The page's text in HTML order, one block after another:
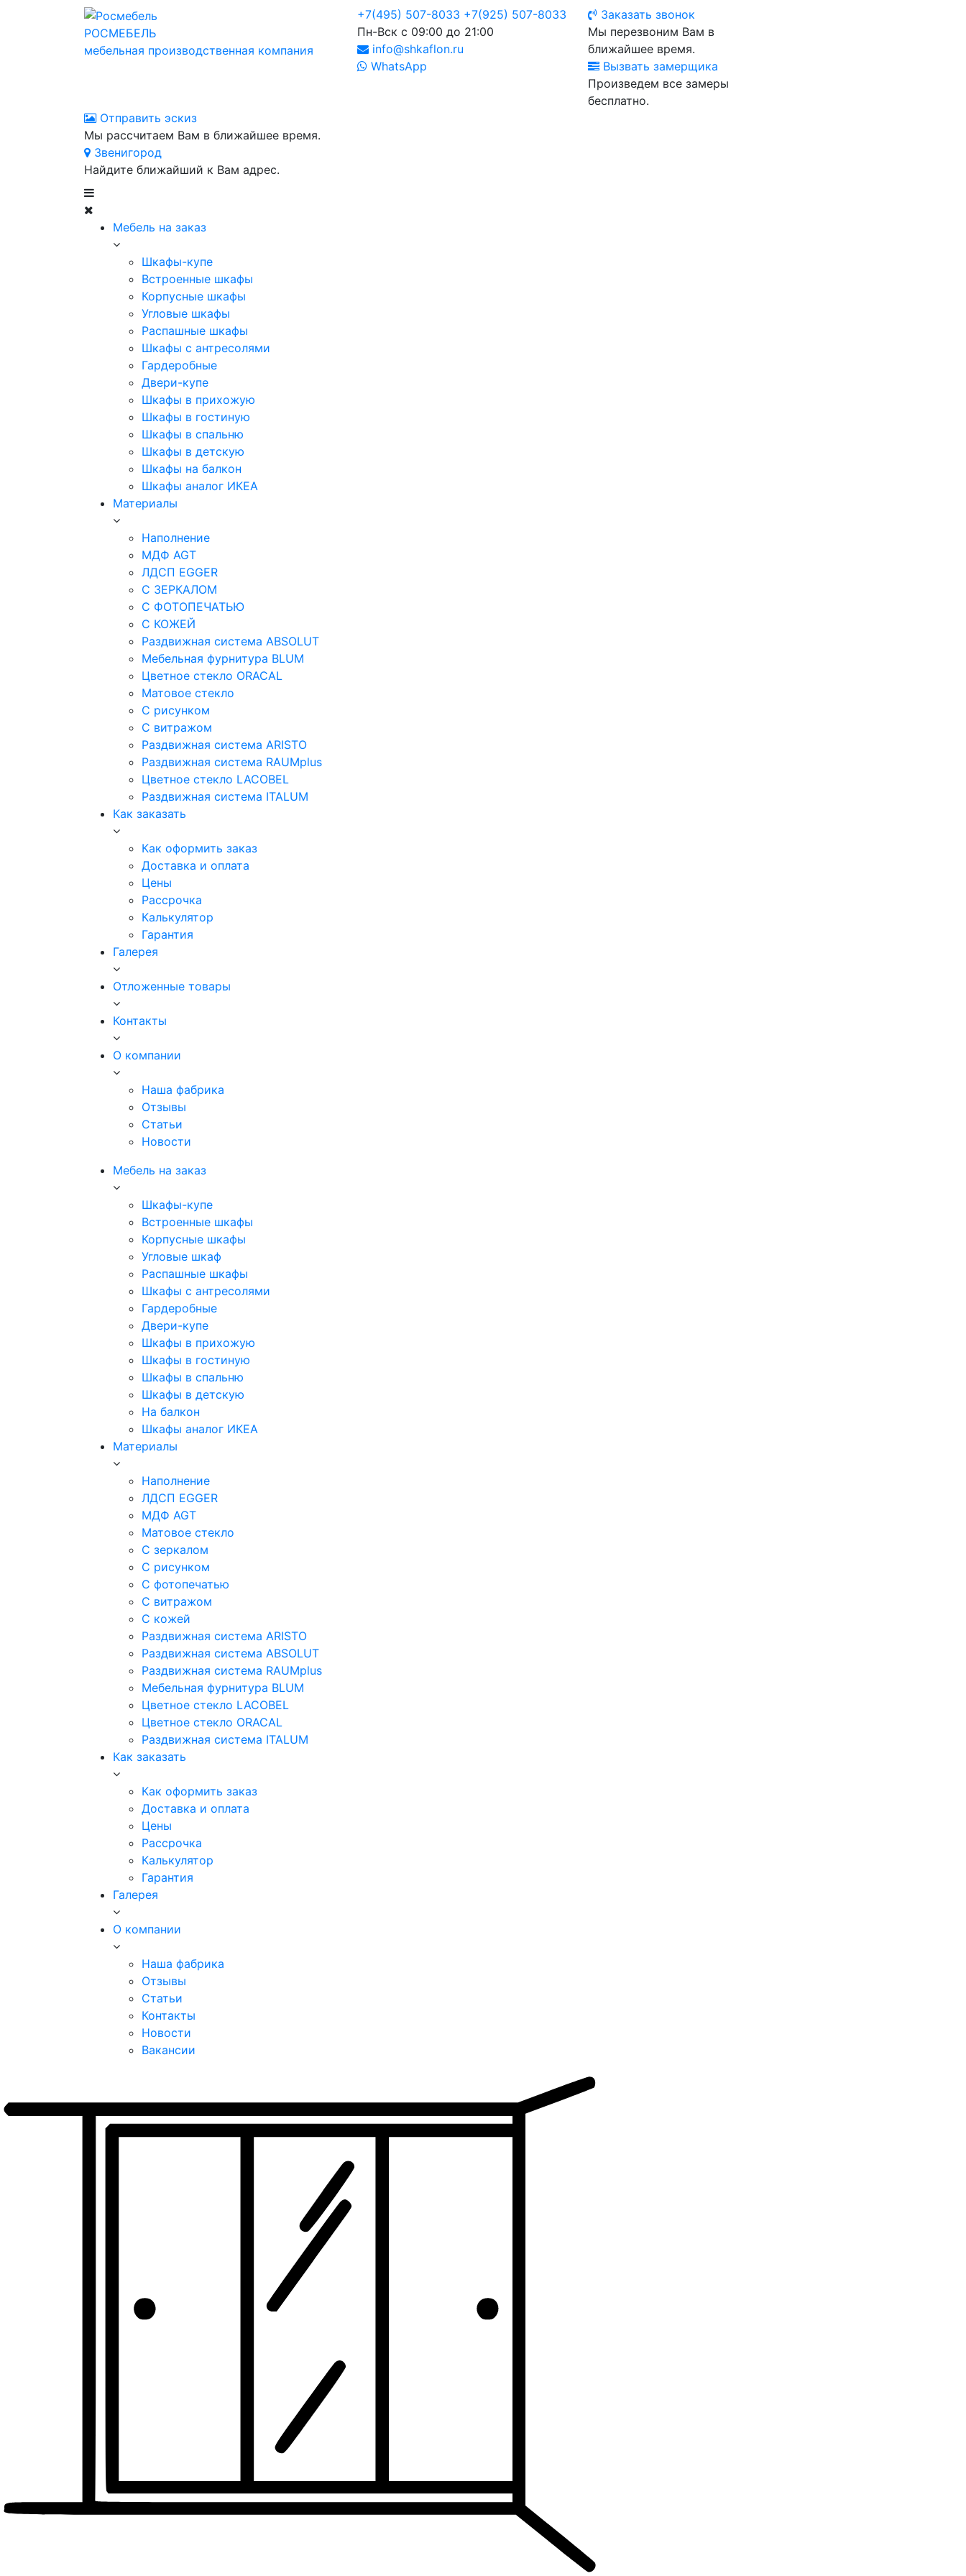
РОСМЕБЕЛЬ
мебельная производственная компания
+7(495) 507-8033 +7(925) 507-8033
Пн-Вск с 09:00 до 21:00
info@shkaflon.ru
WhatsApp
Заказать звонок
Мы перезвоним Вам в
ближайшее время.
Вызвать замерщика
Произведем все замеры
бесплатно.
Отправить эскиз
Мы рассчитаем Вам в ближайшее время.
Звенигород
Найдите ближайший к Вам адрес.
Мебель на заказ
Шкафы-купе
Встроенные шкафы
Корпусные шкафы
Угловые шкафы
Распашные шкафы
Шкафы с антресолями
Гардеробные
Двери-купе
Шкафы в прихожую
Шкафы в гостиную
Шкафы в спальню
Шкафы в детскую
Шкафы на балкон
Шкафы аналог ИКЕА
Материалы
Наполнение
МДФ AGT
ЛДСП EGGER
С ЗЕРКАЛОМ
С ФОТОПЕЧАТЬЮ
С КОЖЕЙ
Раздвижная система ABSOLUT
Мебельная фурнитура BLUM
Цветное стекло ORACAL
Матовое стекло
C рисунком
C витражом
Раздвижная система ARISTO
Раздвижная система RAUMplus
Цветное стекло LACOBEL
Раздвижная система ITALUM
Как заказать
Как оформить заказ
Доставка и оплата
Цены
Рассрочка
Калькулятор
Гарантия
Галерея
Отложенные товары
Контакты
О компании
Наша фабрика
Отзывы
Статьи
Новости
Мебель на заказ
Шкафы-купе
Встроенные шкафы
Корпусные шкафы
Угловые шкаф
Распашные шкафы
Шкафы с антресолями
Гардеробные
Двери-купе
Шкафы в прихожую
Шкафы в гостиную
Шкафы в спальню
Шкафы в детскую
На балкон
Шкафы аналог ИКЕА
Материалы
Наполнение
ЛДСП EGGER
МДФ AGT
Матовое стекло
С зеркалом
С рисунком
С фотопечатью
С витражом
С кожей
Раздвижная система ARISTO
Раздвижная система ABSOLUT
Раздвижная система RAUMplus
Мебельная фурнитура BLUM
Цветное стекло LACOBEL
Цветное стекло ORACAL
Раздвижная система ITALUM
Как заказать
Как оформить заказ
Доставка и оплата
Цены
Рассрочка
Калькулятор
Гарантия
Галерея
О компании
Наша фабрика
Отзывы
Статьи
Контакты
Новости
Вакансии